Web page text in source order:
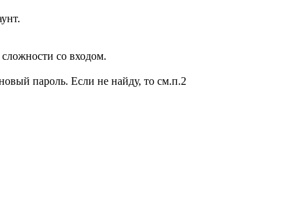
со входом.
пароль. Если не найду, то см.п.2